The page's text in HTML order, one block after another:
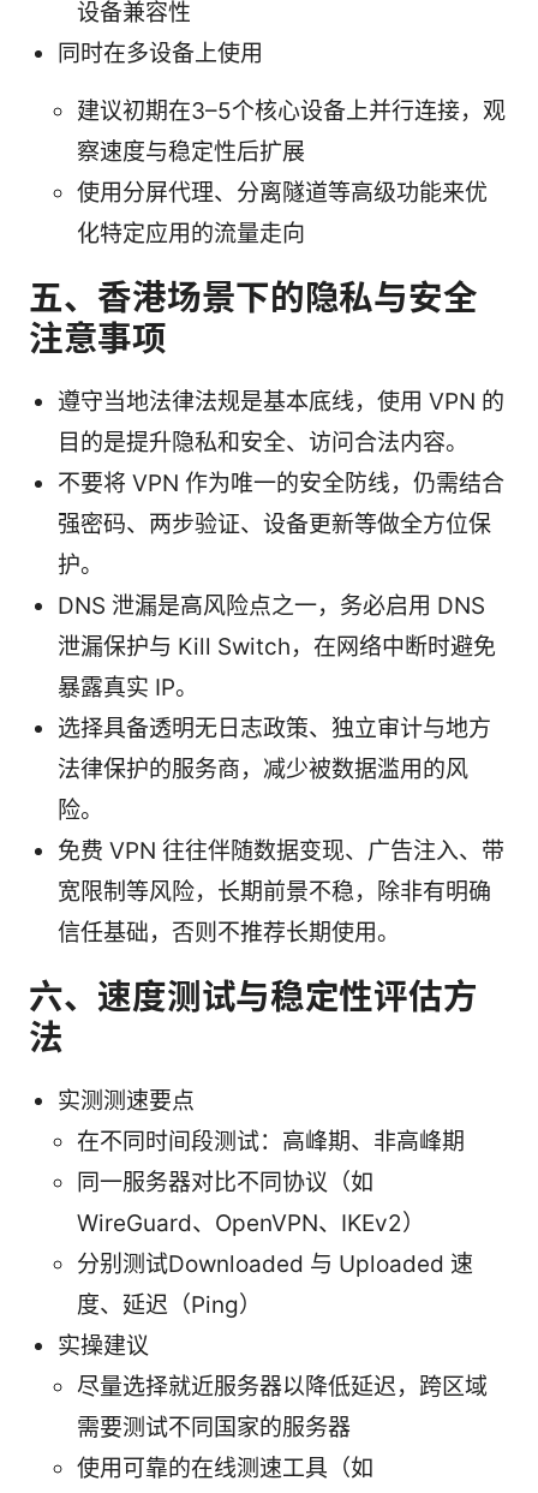
设备兼容性
同时在多设备上使用
建议初期在3–5个核心设备上并行连接，观
察速度与稳定性后扩展
使用分屏代理、分离隧道等高级功能来优
化特定应用的流量走向
五、香港场景下的隐私与安全
注意事项
遵守当地法律法规是基本底线，使用 VPN 的
目的是提升隐私和安全、访问合法内容。
不要将 VPN 作为唯一的安全防线，仍需结合
强密码、两步验证、设备更新等做全方位保
护。
DNS 泄漏是高风险点之一，务必启用 DNS
泄漏保护与 Kill Switch，在网络中断时避免
暴露真实 IP。
选择具备透明无日志政策、独立审计与地方
法律保护的服务商，减少被数据滥用的风
险。
免费 VPN 往往伴随数据变现、广告注入、带
宽限制等风险，长期前景不稳，除非有明确
信任基础，否则不推荐长期使用。
六、速度测试与稳定性评估方
法
实测测速要点
在不同时间段测试：高峰期、非高峰期
同一服务器对比不同协议（如
WireGuard、OpenVPN、IKEv2）
分别测试Downloaded 与 Uploaded 速
度、延迟（Ping）
实操建议
尽量选择就近服务器以降低延迟，跨区域
需要测试不同国家的服务器
使用可靠的在线测速工具（如